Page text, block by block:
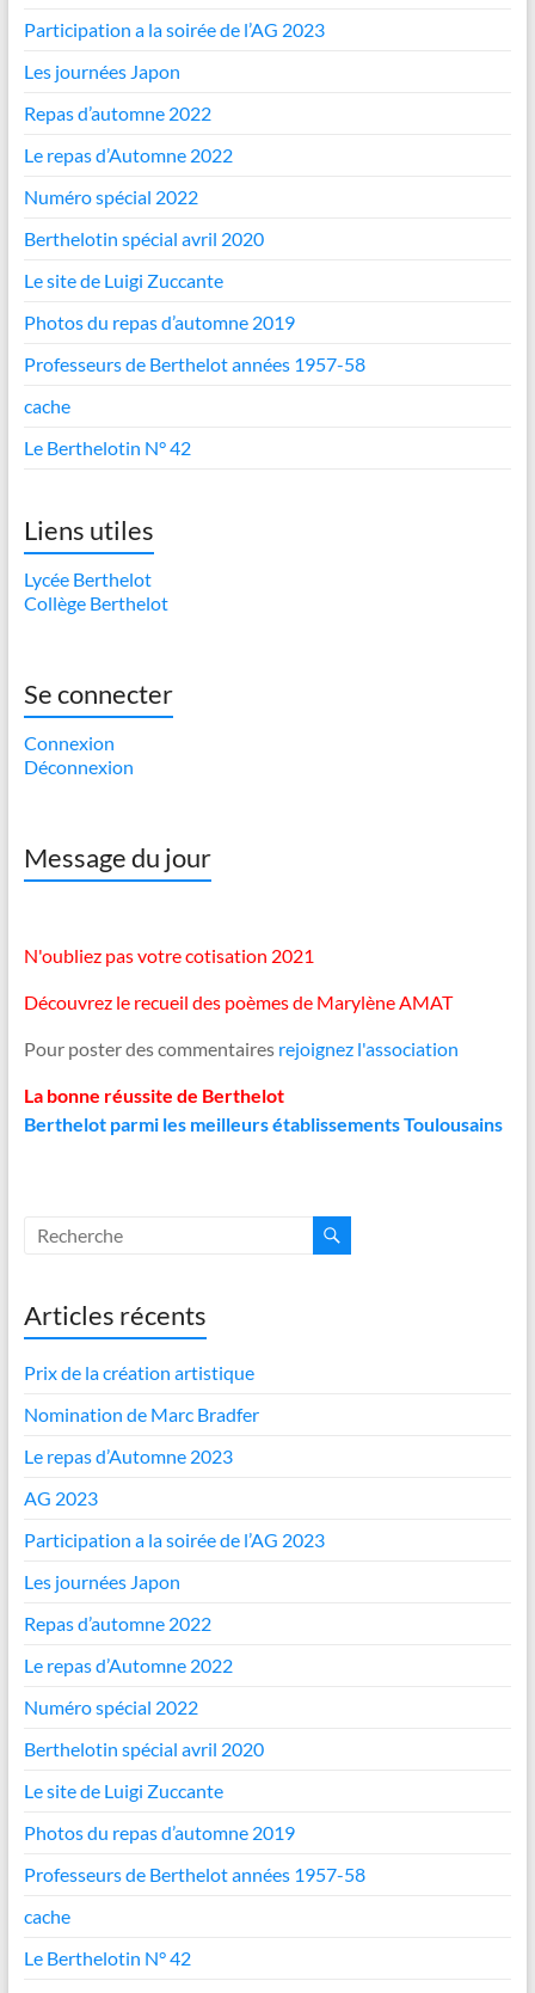
Participation a la soirée de l’AG 2023
Les journées Japon
Repas d’automne 2022
Le repas d’Automne 2022
Numéro spécial 2022
Berthelotin spécial avril 2020
Le site de Luigi Zuccante
Photos du repas d’automne 2019
Professeurs de Berthelot années 1957-58
cache
Le Berthelotin N° 42
Liens utiles
Lycée Berthelot
Collège Berthelot
Se connecter
Connexion
Déconnexion
Message du jour
N'oubliez pas votre cotisation 2021
Découvrez le recueil des poèmes de Marylène AMAT
Pour poster des commentaires rejoignez l'association
La bonne réussite de Berthelot
Berthelot parmi les meilleurs établissements Toulousains
Articles récents
Prix de la création artistique
Nomination de Marc Bradfer
Le repas d’Automne 2023
AG 2023
Participation a la soirée de l’AG 2023
Les journées Japon
Repas d’automne 2022
Le repas d’Automne 2022
Numéro spécial 2022
Berthelotin spécial avril 2020
Le site de Luigi Zuccante
Photos du repas d’automne 2019
Professeurs de Berthelot années 1957-58
cache
Le Berthelotin N° 42